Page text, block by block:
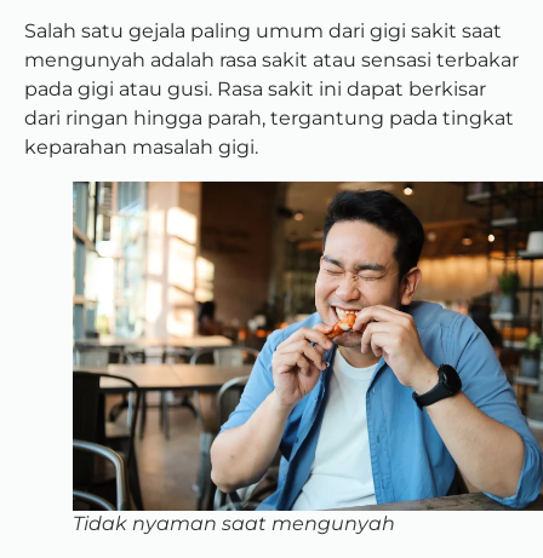
Salah satu gejala paling umum dari gigi sakit saat
mengunyah adalah rasa sakit atau sensasi terbakar
pada gigi atau gusi. Rasa sakit ini dapat berkisar
dari ringan hingga parah, tergantung pada tingkat
keparahan masalah gigi.
Tidak nyaman saat mengunyah